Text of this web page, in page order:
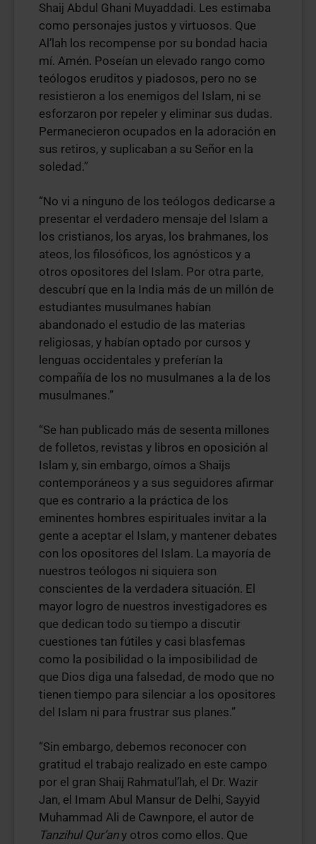
Shaij Abdul Ghani Muyaddadi. Les estimaba
como personajes justos y virtuosos. Que
Al’lah los recompense por su bondad hacia
mí. Amén. Poseían un elevado rango como
teólogos eruditos y piadosos, pero no se
resistieron a los enemigos del Islam, ni se
esforzaron por repeler y eliminar sus dudas.
Permanecieron ocupados en la adoración en
sus retiros, y suplicaban a su Señor en la
soledad.”
“No vi a ninguno de los teólogos dedicarse a
presentar el verdadero mensaje del Islam a
los cristianos, los aryas, los brahmanes, los
ateos, los filosóficos, los agnósticos y a
otros opositores del Islam. Por otra parte,
descubrí que en la India más de un millón de
estudiantes musulmanes habían
abandonado el estudio de las materias
religiosas, y habían optado por cursos y
lenguas occidentales y preferían la
compañía de los no musulmanes a la de los
musulmanes.”
“Se han publicado más de sesenta millones
de folletos, revistas y libros en oposición al
Islam y, sin embargo, oímos a Shaijs
contemporáneos y a sus seguidores afirmar
que es contrario a la práctica de los
eminentes hombres espirituales invitar a la
gente a aceptar el Islam, y mantener debates
con los opositores del Islam. La mayoría de
nuestros teólogos ni siquiera son
conscientes de la verdadera situación. El
mayor logro de nuestros investigadores es
que dedican todo su tiempo a discutir
cuestiones tan fútiles y casi blasfemas
como la posibilidad o la imposibilidad de
que Dios diga una falsedad, de modo que no
tienen tiempo para silenciar a los opositores
del Islam ni para frustrar sus planes.”
“Sin embargo, debemos reconocer con
gratitud el trabajo realizado en este campo
por el gran Shaij Rahmatul’lah, el Dr. Wazir
Jan, el Imam Abul Mansur de Delhi, Sayyid
Muhammad Ali de Cawnpore, el autor de
Tanzihul Qur’any otros como ellos. Que